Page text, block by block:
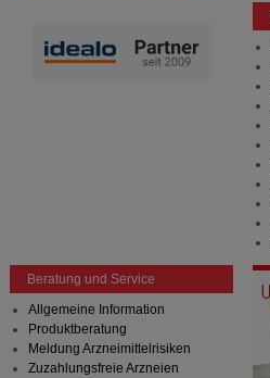
Beratung und Service
Allgemeine Information
Produktberatung
Meldung Arzneimittelrisiken
Zuzahlungsfreie Arzneien